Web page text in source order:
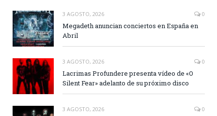
3 AGOSTO, 2026 0
Megadeth anuncian conciertos en España en
Abril
3 AGOSTO, 2026 0
Lacrimas Profundere presenta vídeo de «O
Silent Fear» adelanto de su próximo disco
3 AGOSTO, 2026 0